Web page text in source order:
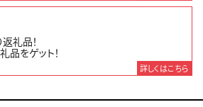
礼品！
をゲット！
詳しくはこちら